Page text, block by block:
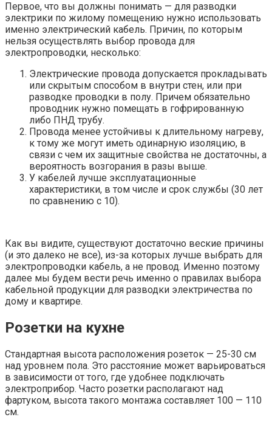
Первое, что вы должны понимать — для разводки
электрики по жилому помещению нужно использовать
именно электрический кабель. Причин, по которым
нельзя осуществлять выбор провода для
электропроводки, несколько:
Электрические провода допускается прокладывать
или скрытым способом в внутри стен, или при
разводке проводки в полу. Причем обязательно
проводник нужно помещать в гофрированную
либо ПНД трубу.
Провода менее устойчивы к длительному нагреву,
к тому же могут иметь одинарную изоляцию, в
связи с чем их защитные свойства не достаточны, а
вероятность возгорания в разы выше.
У кабелей лучше эксплуатационные
характеристики, в том числе и срок службы (30 лет
по сравнению с 10).
Как вы видите, существуют достаточно веские причины
(и это далеко не все), из-за которых лучше выбрать для
электропроводки кабель, а не провод. Именно поэтому
далее мы будем вести речь именно о правилах выбора
кабельной продукции для разводки электричества по
дому и квартире.
Розетки на кухне
Стандартная высота расположения розеток — 25-30 см
над уровнем пола. Это расстояние может варьироваться
в зависимости от того, где удобнее подключать
электроприбор. Часто розетки располагают над
фартуком, высота такого монтажа составляет 100 — 110
см.